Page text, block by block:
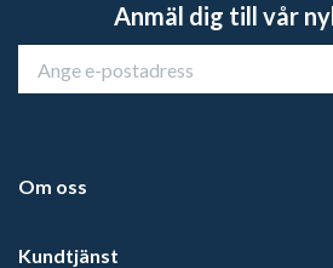
Anmäl dig till vår
Om oss
Kundtjänst